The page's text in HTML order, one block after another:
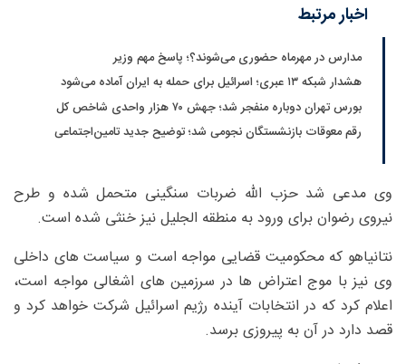
اخبار مرتبط
مدارس در مهرماه حضوری می‌شوند؟؛ پاسخ مهم وزیر
هشدار شبکه ۱۳ عبری؛ اسرائیل برای حمله به ایران آماده می‌شود
بورس تهران دوباره منفجر شد؛ جهش ۷۰ هزار واحدی شاخص کل
رقم معوقات بازنشستگان نجومی شد؛ توضیح جدید تامین‌اجتماعی
وی مدعی شد حزب ‌الله ضربات سنگینی متحمل شده و طرح
نیروی رضوان برای ورود به منطقه الجلیل نیز خنثی شده است.
نتانیاهو که محکومیت قضایی مواجه است و سیاست های داخلی
وی نیز با موج اعتراض ها در سرزمین های اشغالی مواجه است،
اعلام کرد که در انتخابات آینده رژیم اسرائیل شرکت خواهد کرد و
قصد دارد در آن به پیروزی برسد.